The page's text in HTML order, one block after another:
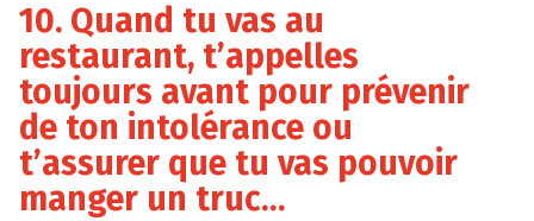
10. Quand tu vas au
restaurant, t’appelles
toujours avant pour prévenir
de ton intolérance ou
t’assurer que tu vas pouvoir
manger un truc…